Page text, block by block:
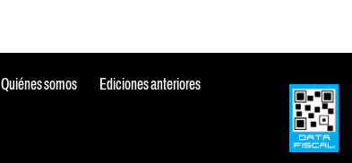
Quiénes somos Ediciones anteriores